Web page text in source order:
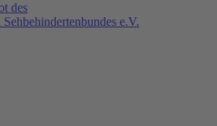
des
e.V.